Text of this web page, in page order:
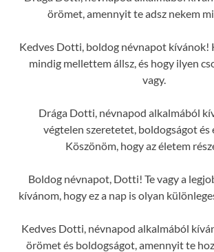
örömet, amennyit te adsz nekem
Kedves Dotti, boldog névnapot kívánok!
mindig mellettem állsz, és hogy ilyen
vagy.
Drága Dotti, névnapod alkalmából
végtelen szeretetet, boldogságot és
Köszönöm, hogy az életem
Boldog névnapot, Dotti! Te vagy a
kívánom, hogy ez a nap is olyan
Kedves Dotti, névnapod alkalmából
örömet és boldogságot, amennyit te